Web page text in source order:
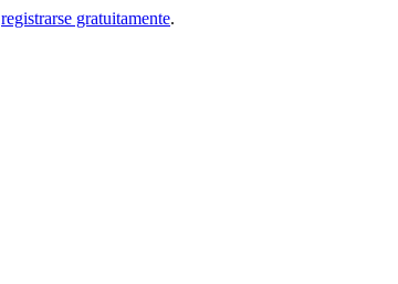
registrarse gratuitamente.